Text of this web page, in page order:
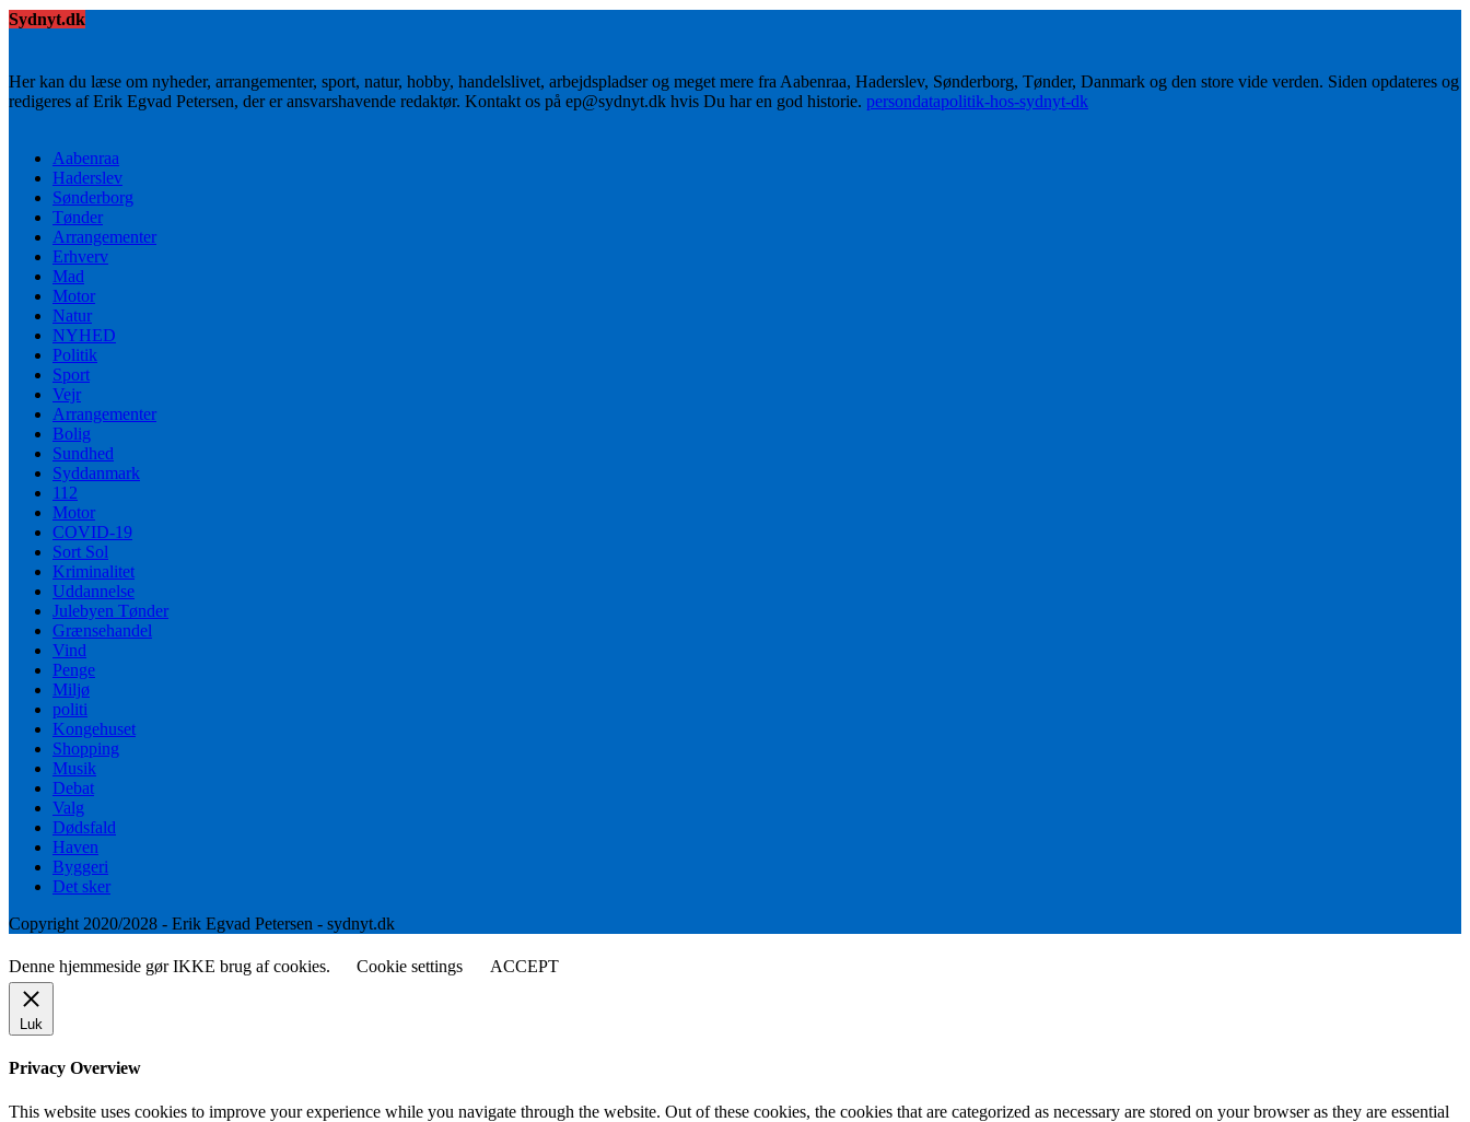
Sydnyt.dk
Her kan du læse om nyheder, arrangementer, sport, natur, hobby, handelslivet, arbejdspladser og meget mere fra Aabenraa, Haderslev, Sønderborg, Tønder, Danmark og den store vide verden. Siden opdateres og
redigeres af Erik Egvad Petersen, der er ansvarshavende redaktør. Kontakt os på ep@sydnyt.dk hvis Du har en god historie. persondatapolitik-hos-sydnyt-dk
Aabenraa
Haderslev
Sønderborg
Tønder
Arrangementer
Erhverv
Mad
Motor
Natur
NYHED
Politik
Sport
Vejr
Arrangementer
Bolig
Sundhed
Syddanmark
112
Motor
COVID-19
Sort Sol
Kriminalitet
Uddannelse
Julebyen Tønder
Grænsehandel
Vind
Penge
Miljø
politi
Kongehuset
Shopping
Musik
Debat
Valg
Dødsfald
Haven
Byggeri
Det sker
Copyright 2020/2028 - Erik Egvad Petersen - sydnyt.dk
Denne hjemmeside gør IKKE brug af cookies. Cookie settings ACCEPT
Luk
Privacy Overview
This website uses cookies to improve your experience while you navigate through the website. Out of these cookies, the cookies that are categorized as necessary are stored on your browser as they are essential